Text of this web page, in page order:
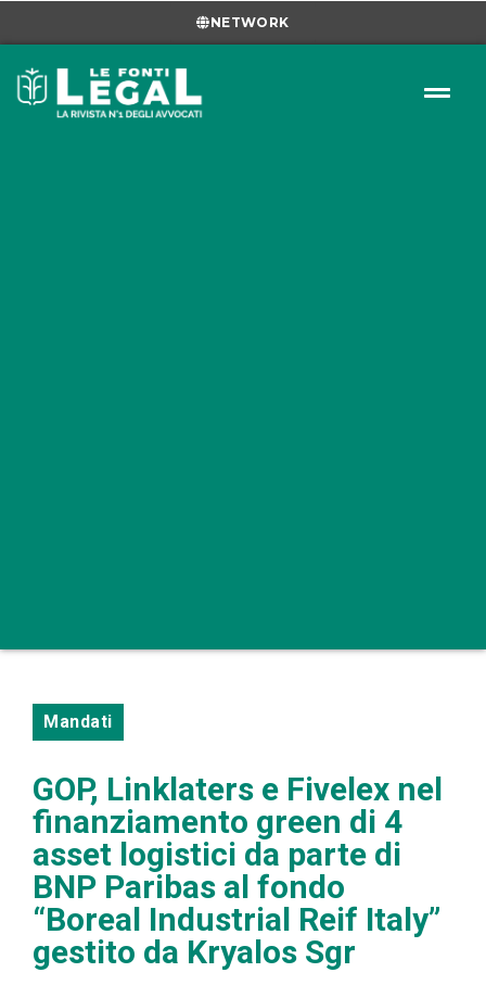
NETWORK
Mandati
GOP, Linklaters e Fivelex nel
finanziamento green di 4
asset logistici da parte di
BNP Paribas al fondo
“Boreal Industrial Reif Italy”
gestito da Kryalos Sgr